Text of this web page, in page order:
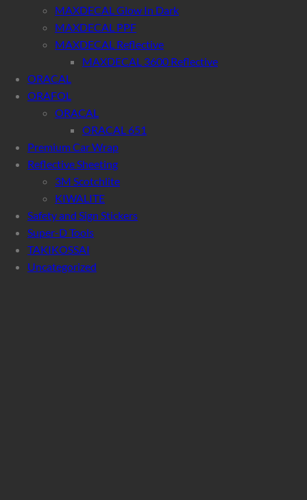
MAXDECAL Glow In Dark
MAXDECAL PPF
MAXDECAL Reflective
MAXDECAL 3600 Reflective
ORACAL
ORAFOL
ORACAL
ORACAL 651
Premium Car Wrap
Reflective Sheeting
3M Scotchlite
KIWALITE
Safety and Sign Stickers
Super-D Tools
TAKIKOSSAI
Uncategorized